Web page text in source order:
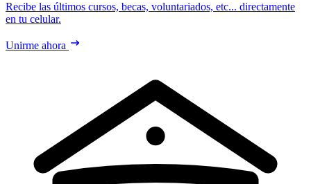
Recibe las últimos cursos, becas, voluntariados, etc... directamente
en tu celular.
Unirme ahora